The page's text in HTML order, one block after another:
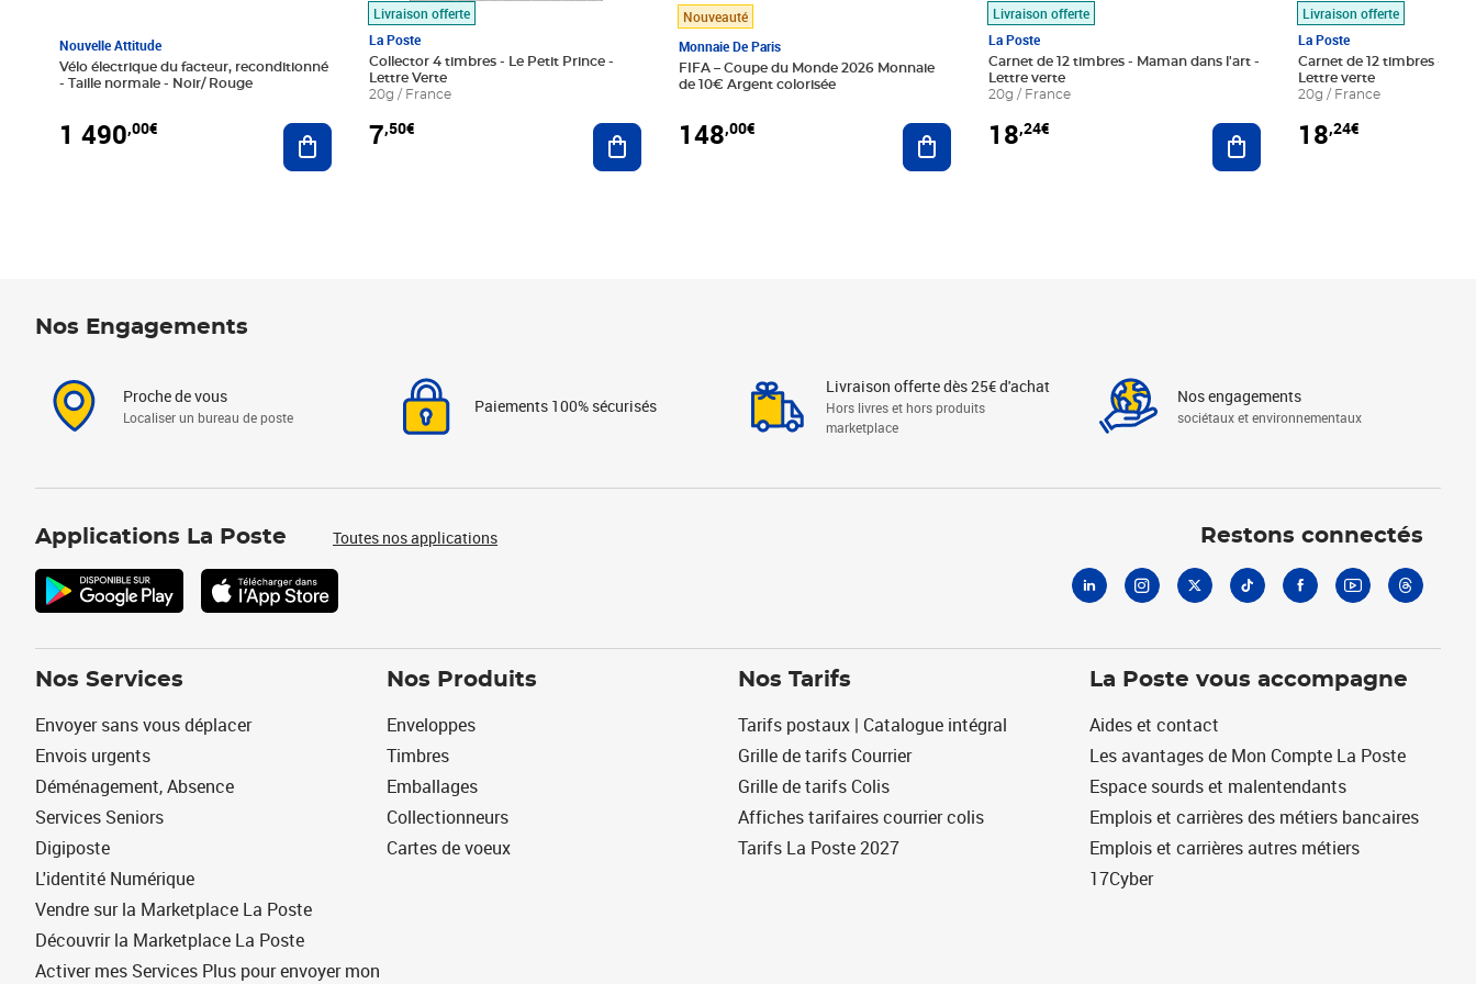
Nouvelle Attitude
Vélo électrique du facteur, reconditionné
- Taille normale - Noir/ Rouge
1 490,00€ Ajouter au panier
Livraison offerte
La Poste
Collector 4 timbres - Le Petit Prince -
Lettre Verte
20g / France
7,50€ Ajouter au panier
Nouveauté
Monnaie De Paris
FIFA – Coupe du Monde 2026 Monnaie
de 10€ Argent colorisée
148,00€ Ajouter au panier
Livraison offerte
La Poste
Carnet de 12 timbres - Maman dans l'art -
Lettre verte
20g / France
18,24€ Ajouter au panier
Livraison offerte
La Poste
Carnet de 12 timbres - Le
Lettre verte
20g / France
18,24€
Nos Engagements
Proche de vous
Localiser un bureau de poste
Paiements 100% sécurisés
Livraison offerte dès 25€ d'achat
Hors livres et hors produits
marketplace
Nos engagements
sociétaux et environnementaux
Applications La Poste Toutes nos applications Restons connectés
Nos Services
Envoyer sans vous déplacer
Envois urgents
Déménagement, Absence
Services Seniors
Digiposte
L'identité Numérique
Vendre sur la Marketplace La Poste
Découvrir la Marketplace La Poste
Activer mes Services Plus pour envoyer mon
Nos Produits
Enveloppes
Timbres
Emballages
Collectionneurs
Cartes de voeux
Nos Tarifs
Tarifs postaux | Catalogue intégral
Grille de tarifs Courrier
Grille de tarifs Colis
Affiches tarifaires courrier colis
Tarifs La Poste 2027
La Poste vous accompagne
Aides et contact
Les avantages de Mon Compte La Poste
Espace sourds et malentendants
Emplois et carrières des métiers bancaires
Emplois et carrières autres métiers
17Cyber